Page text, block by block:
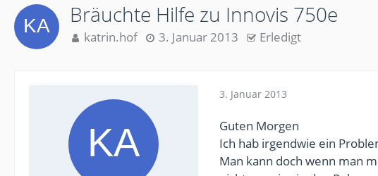
Bräuchte Hilfe zu Innovis 750e
katrin.hof 3. Januar 2013 Erledigt
3. Januar 2013
Guten Morgen
Ich hab irgendwie ein
Man kann doch wenn man